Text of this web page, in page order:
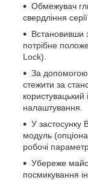
Обмежувач
свердління серії
Встановивши
потрібне
Lock).
За
стежити за
налаштування.
У застосунку
модуль
робочі
Убереже
посмикування